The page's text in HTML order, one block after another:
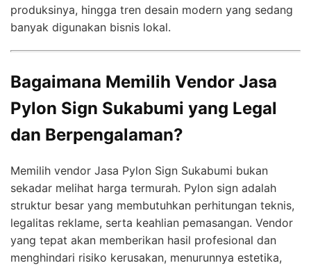
produksinya, hingga tren desain modern yang sedang
banyak digunakan bisnis lokal.
Bagaimana Memilih Vendor Jasa
Pylon Sign Sukabumi yang Legal
dan Berpengalaman?
Memilih vendor Jasa Pylon Sign Sukabumi bukan
sekadar melihat harga termurah. Pylon sign adalah
struktur besar yang membutuhkan perhitungan teknis,
legalitas reklame, serta keahlian pemasangan. Vendor
yang tepat akan memberikan hasil profesional dan
menghindari risiko kerusakan, menurunnya estetika,